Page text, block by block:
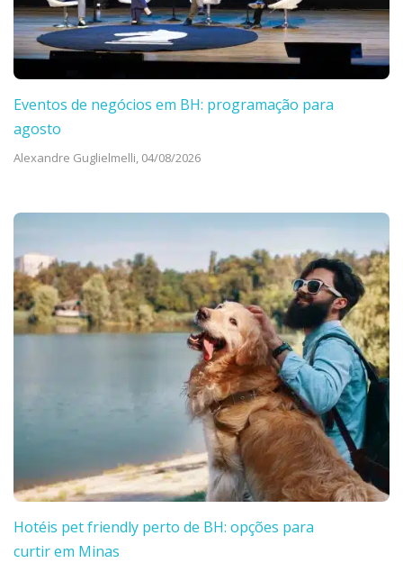
Eventos de negócios em BH: programação para
agosto
Alexandre Guglielmelli, 04/08/2026
Hotéis pet friendly perto de BH: opções para
curtir em Minas